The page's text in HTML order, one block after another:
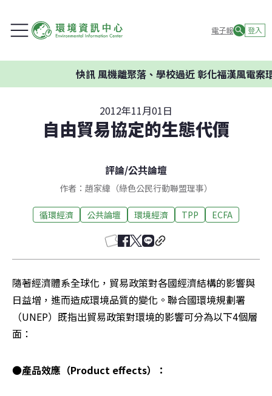
電子報 登入
快訊風機離聚落、學校過近 彰化福漢風電案環委
2012年11月01日
自由貿易協定的生態代價
評論/公共論壇
作者：趙家緯（綠色公民行動聯盟理事）
循環經濟 公共論壇 環境經濟 TPP ECFA
隨著經濟體系全球化，貿易政策對各國經濟結構的影響與
日益增，進而造成環境品質的變化。聯合國環境規劃署
（UNEP）既指出貿易政策對環境的影響可分為以下4個層
面：
●產品效應（Product effects）：